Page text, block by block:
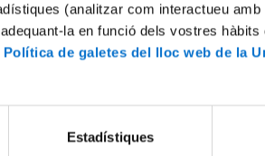
(analitzar com interactueu
la en funció dels vostres
Política de galetes del lloc web de la
Estadístiques